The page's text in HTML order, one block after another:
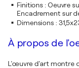
Finitions : Oeuvre
Encadrement sur
Dimensions :
À propos de
L'œuvre d'art montre